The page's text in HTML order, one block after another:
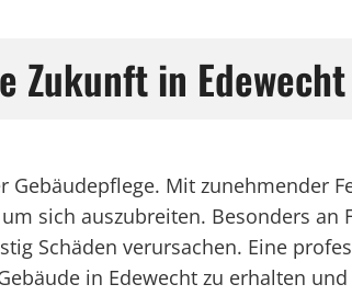
Zukunft in Edewecht
Mit zunehmender
sich auszubreiten. Besonders an
Schäden verursachen. Eine
in Edewecht zu erhalten